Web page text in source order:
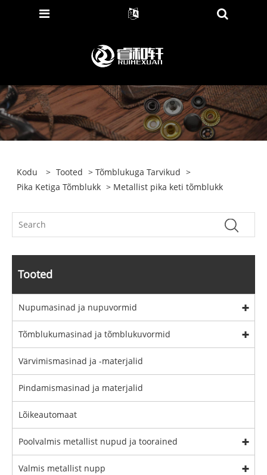
Kodu > Tooted >Tõmblukuga Tarvikud >
Pika Ketiga Tõmblukk > Metallist pika keti tõmblukk
Tooted
Nupumasinad ja nupuvormid
Tõmblukumasinad ja tõmblukuvormid
Värvimismasinad ja -materjalid
Pindamismasinad ja materjalid
Lõikeautomaat
Poolvalmis metallist nupud ja toorained
Valmis metallist nupp